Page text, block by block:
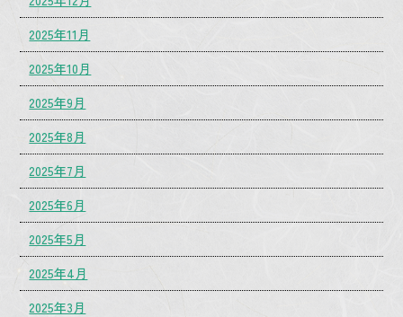
2025年11月
2025年10月
2025年9月
2025年8月
2025年7月
2025年6月
2025年5月
2025年4月
2025年3月